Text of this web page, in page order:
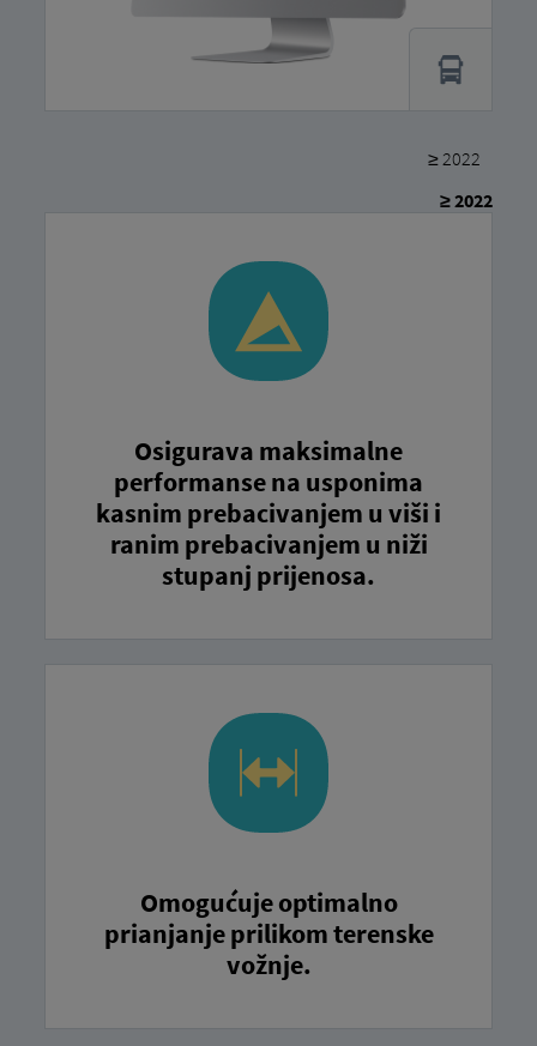
≥ 2022
≥ 2022
Osigurava maksimalne
performanse na usponima
kasnim prebacivanjem u viši i
ranim prebacivanjem u niži
stupanj prijenosa.
Omogućuje optimalno
prianjanje prilikom terenske
vožnje.